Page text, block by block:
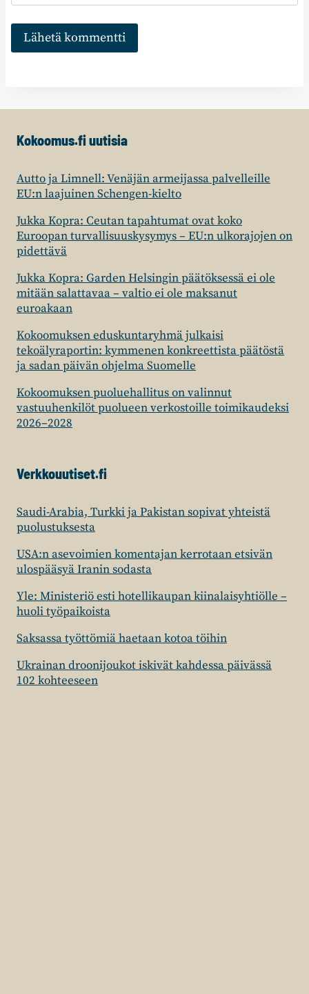
Kokoomus.fi uutisia
Autto ja Limnell: Venäjän armeijassa palvelleille
EU:n laajuinen Schengen-kielto
Jukka Kopra: Ceutan tapahtumat ovat koko
Euroopan turvallisuuskysymys – EU:n ulkorajojen on
pidettävä
Jukka Kopra: Garden Helsingin päätöksessä ei ole
mitään salattavaa – valtio ei ole maksanut
euroakaan
Kokoomuksen eduskuntaryhmä julkaisi
tekoälyraportin: kymmenen konkreettista päätöstä
ja sadan päivän ohjelma Suomelle
Kokoomuksen puoluehallitus on valinnut
vastuuhenkilöt puolueen verkostoille toimikaudeksi
2026–2028
Verkkouutiset.fi
Saudi-Arabia, Turkki ja Pakistan sopivat yhteistä
puolustuksesta
USA:n asevoimien komentajan kerrotaan etsivän
ulospääsyä Iranin sodasta
Yle: Ministeriö esti hotellikaupan kiinalaisyhtiölle –
huoli työpaikoista
Saksassa työttömiä haetaan kotoa töihin
Ukrainan droonijoukot iskivät kahdessa päivässä
102 kohteeseen